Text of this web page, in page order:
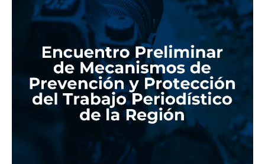
Prevención
Periodístico